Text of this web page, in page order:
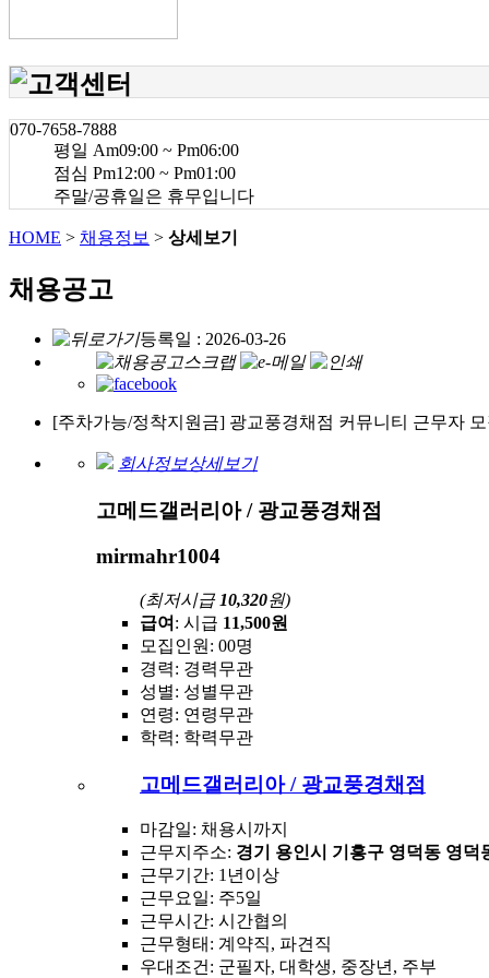
070-7658-7888
평일 Am09:00 ~ Pm06:00
점심 Pm12:00 ~ Pm01:00
주말/공휴일은 휴무입니다
HOME > 채용정보 > 상세보기
채용공고
등록일 : 2026-03-26
[주차가능/정착지원금] 광교풍경채점 커뮤니티 근무자
회사정보상세보기
고메드갤러리아 / 광교풍경채점
mirmahr1004
(최저시급 10,320원)
급여 : 시급 11,500원
모집인원 : 00명
경력: 경력무관
성별: 성별무관
연령: 연령무관
학력: 학력무관
고메드갤러리아 / 광교풍경채점
마감일: 채용시까지
근무지주소: 경기 용인시 기흥구 영덕동 영덕
근무기간: 1년이상
근무요일: 주5일
근무시간: 시간협의
근무형태 : 계약직, 파견직
우대조건: 군필자, 대학생, 중장년, 주부